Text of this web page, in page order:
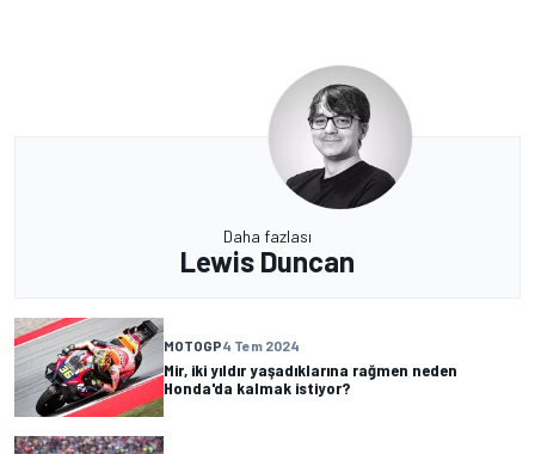
Daha fazlası
Lewis Duncan
MOTOGP4 Tem 2024
Mir, iki yıldır yaşadıklarına rağmen neden
Honda'da kalmak istiyor?